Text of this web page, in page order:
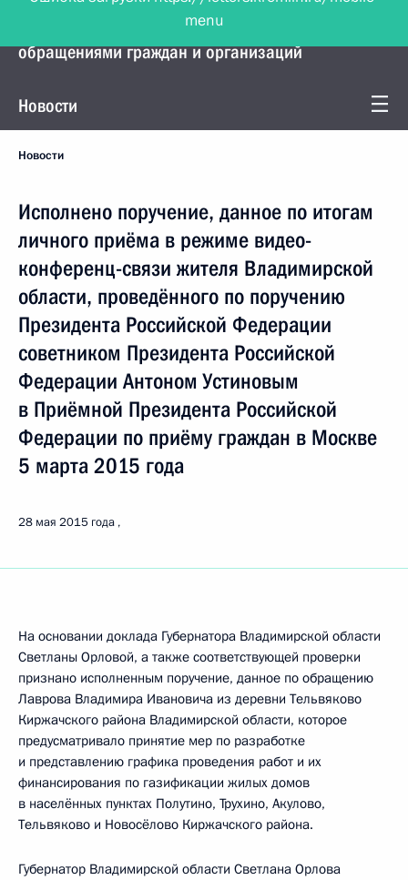
Управление Президента по работе с
обращениями граждан и организаций
Новости
Новости
Исполнено поручение, данное по итогам
личного приёма в режиме видео-
конференц-связи жителя Владимирской
области, проведённого по поручению
Президента Российской Федерации
советником Президента Российской
Федерации Антоном Устиновым
в Приёмной Президента Российской
Федерации по приёму граждан в Москве
5 марта 2015 года
28 мая 2015 года
На основании доклада Губернатора Владимирской области
Светланы Орловой, а также соответствующей проверки
признано исполненным поручение, данное по обращению
Лаврова Владимира Ивановича из деревни Тельвяково
Киржачского района Владимирской области, которое
предусматривало принятие мер по разработке
и представлению графика проведения работ и их
финансирования по газификации жилых домов
в населённых пунктах Полутино, Трухино, Акулово,
Тельвяково и Новосёлово Киржачского района.
Губернатор Владимирской области Светлана Орлова
menu